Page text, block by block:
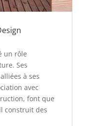
un rôle
Ses
à ses
avec
font que
construit des